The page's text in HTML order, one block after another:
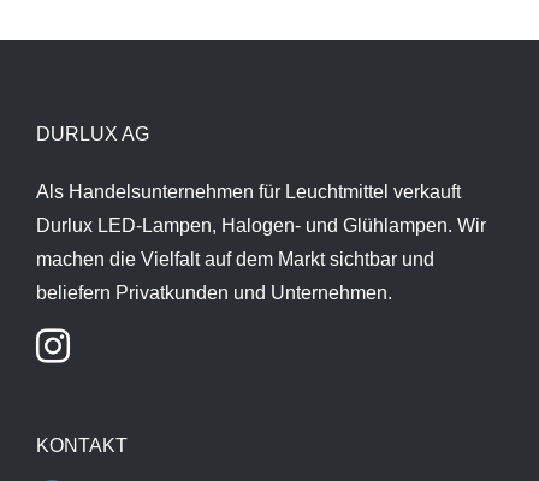
DURLUX AG
Als Handelsunternehmen für Leuchtmittel verkauft
Durlux LED-Lampen, Halogen- und Glühlampen. Wir
machen die Vielfalt auf dem Markt sichtbar und
beliefern Privatkunden und Unternehmen.
KONTAKT